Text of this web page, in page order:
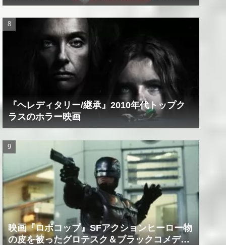
の数々！？
『ヘレディタリー/継承』2010年代トップク
ラスのホラー映画
映画『ロボコップ』SFアクションヒーロー物
の皮を被ったグロテスク＆ブラックコメデ